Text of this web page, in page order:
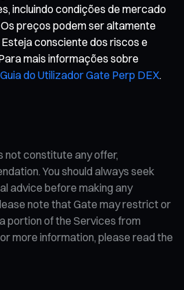
incluindo condições de mercado
preços podem ser altamente
consciente dos riscos e
mais informações sobre
Guia do Utilizador Gate Perp DEX.
not constitute any offer,
You should always seek
advice before making any
note that Gate may restrict or
portion of the Services from
more information, please read the